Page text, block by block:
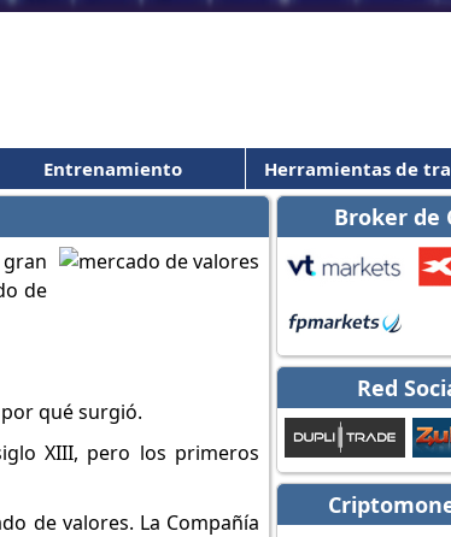
Entrenamiento Herramientas de
Broker de
Red
de
qué surgió.
XIII, pero los primeros
de valores. La Compañía